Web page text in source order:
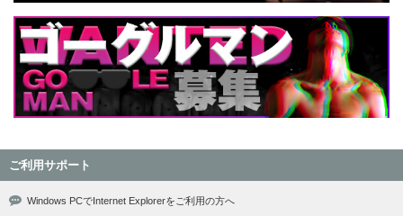
ご利用サポート
Windows PCでInternet Explorerをご利用の方へ